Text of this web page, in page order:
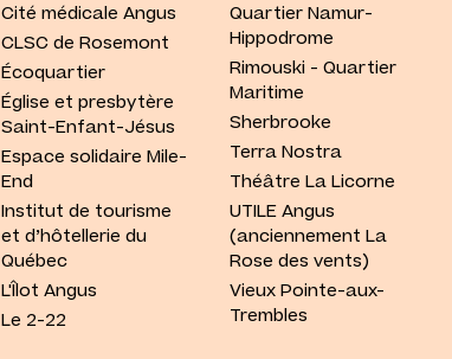
Cité médicale Angus
CLSC de Rosemont
Écoquartier
Église et presbytère
Saint-Enfant-Jésus
Espace solidaire Mile-
End
Institut de tourisme
et d’hôtellerie du
Québec
L'Îlot Angus
Le 2-22
Quartier Namur-
Hippodrome
Rimouski - Quartier
Maritime
Sherbrooke
Terra Nostra
Théâtre La Licorne
UTILE Angus
(anciennement La
Rose des vents)
Vieux Pointe-aux-
Trembles